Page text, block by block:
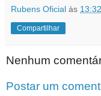
Rubens Oficial às 13:32
Compartilhar
Nenhum
Postar um